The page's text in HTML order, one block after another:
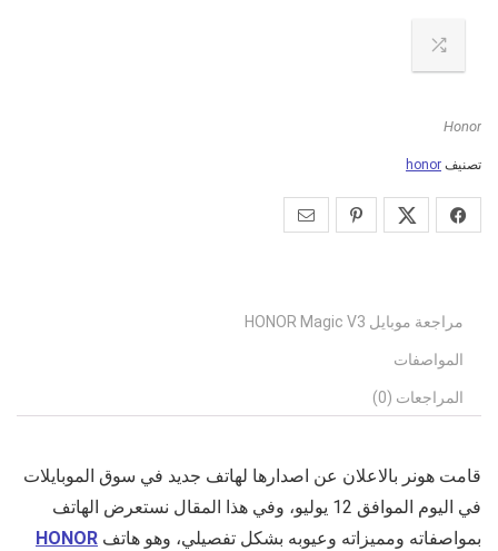
Honor
تصنيف honor
مراجعة موبايل HONOR Magic V3
المواصفات
المراجعات (0)
قامت هونر بالاعلان عن اصدارها لهاتف جديد في سوق الموبايلات
في اليوم الموافق 12 يوليو، وفي هذا المقال نستعرض الهاتف
بمواصفاته ومميزاته وعيوبه بشكل تفصيلي، وهو هاتف HONOR